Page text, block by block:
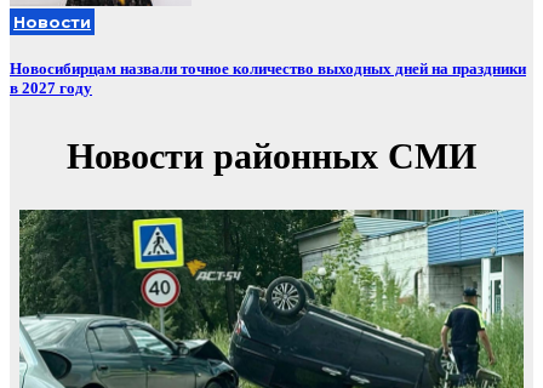
Новости
Новосибирцам назвали точное количество выходных дней на праздники
в 2027 году